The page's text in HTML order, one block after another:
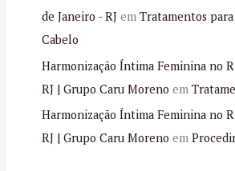
de Janeiro - RJem Tratamentos para
Cabelo
Harmonização Íntima Feminina no
RJ | Grupo Caru Moreno em
Harmonização Íntima Feminina no
RJ | Grupo Caru Moreno em